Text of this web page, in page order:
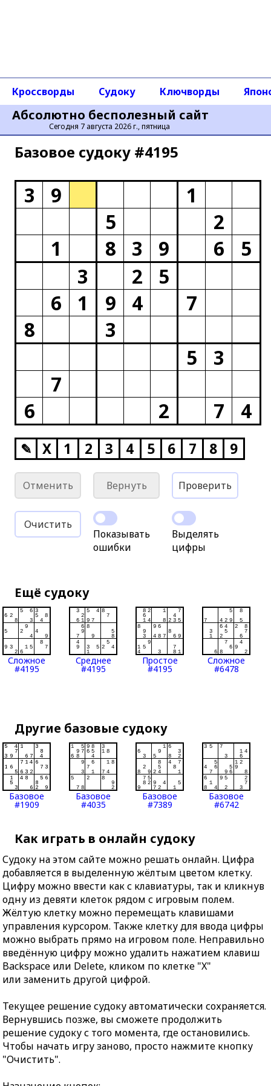
Абсолютно бесполезный сайт
Сегодня 7 августа 2026 г., пятница
Кроссворды Судоку Ключворды
Базовое cудоку #4195
3 9
1
5
2
1
8 3 9 6
5
3
2
5
6
1 9 4
7
8
3
5
3
7
6
2 7 4
✎ X 1 2 3 4 5 6 7 8 9
Отменить Вернуть Проверить
Очистить
Показывать
ошибки
Выделять
цифры
Ещё судоку
Сложное
#4195
Среднее
#4195
Простое
#4195
Сложное
#6478
Другие базовые судоку
Базовое
#1909
Базовое
#4035
Базовое
#7389
Базовое
#6742
Как играть в онлайн судоку
Судоку на этом сайте можно решать онлайн. Цифра
добавляется в выделенную жёлтым цветом клетку.
Цифру можно ввести как с клавиатуры, так и кликнув
одну из девяти клеток рядом с игровым полем.
Жёлтую клетку можно перемещать клавишами
управления курсором. Также клетку для ввода цифры
можно выбрать прямо на игровом поле. Неправильно
введённую цифру можно удалить нажатием клавиш
Backspace или Delete, кликом по клетке "X"
или заменить другой цифрой.
Текущее решение судоку автоматически сохраняется.
Вернувшись позже, вы сможете продолжить
решение судоку с того момента, где остановились.
Чтобы начать игру заново, просто нажмите кнопку
"Очистить".